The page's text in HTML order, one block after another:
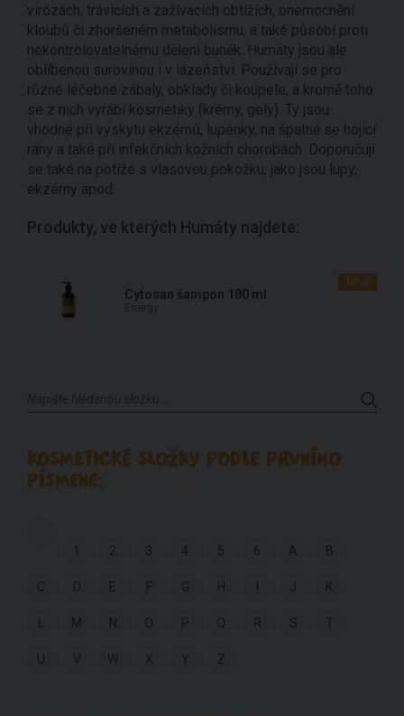
virózách, trávicích a zažívacích obtížích, onemocnění
kloubů či zhoršeném metabolismu, a také působí proti
nekontrolovatelnému dělení buněk. Humáty jsou ale
oblíbenou surovinou i v lázeňství. Používají se pro
různé léčebné zábaly, obklady či koupele, a kromě toho
se z nich vyrábí kosmetiky (krémy, gely). Ty jsou
vhodné při výskytu ekzémů, lupénky, na špatně se hojící
rány a také při infekčních kožních chorobách. Doporučují
se také na potíže s vlasovou pokožku, jako jsou lupy,
ekzémy apod.
Produkty, ve kterých Humáty najdete:
Cytosan šampon 180 ml
detail
KOSMETICKÉ SLOŽKY PODLE PRVNÍHO
PÍSMENE:
1 2 3 4 5 6 A B
C D E F G H I J K
L M N O P Q R S T
U V W X Y Z